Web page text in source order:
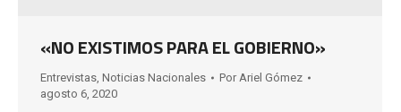
«NO EXISTIMOS PARA EL GOBIERNO»
Entrevistas Noticias Nacionales Por Ariel Gómez
agosto 6, 2020